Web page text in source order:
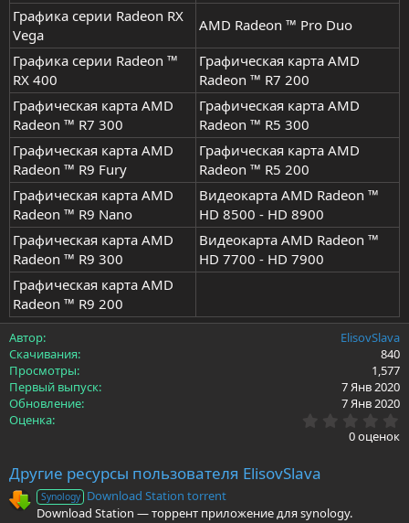
Графика серии Radeon RX
Vega
AMD Radeon ™ Pro Duo
Графика серии Radeon ™
RX 400
Графическая карта AMD
Radeon ™ R7 200
Графическая карта AMD
Radeon ™ R7 300
Графическая карта AMD
Radeon ™ R5 300
Графическая карта AMD
Radeon ™ R9 Fury
Графическая карта AMD
Radeon ™ R5 200
Графическая карта AMD
Radeon ™ R9 Nano
Видеокарта AMD Radeon ™
HD 8500 - HD 8900
Графическая карта AMD
Radeon ™ R9 300
Видеокарта AMD Radeon ™
HD 7700 - HD 7900
Графическая карта AMD
Radeon ™ R9 200
Автор
ElisovSlava
Скачивания
840
Просмотры
1,577
Первый выпуск
7 Янв 2020
Обновление
7 Янв 2020
Оценка
.
0
0 оценок
Другие ресурсы пользователя ElisovSlava
Synology Download Station torrent
Download Station — торрент приложение для synology.